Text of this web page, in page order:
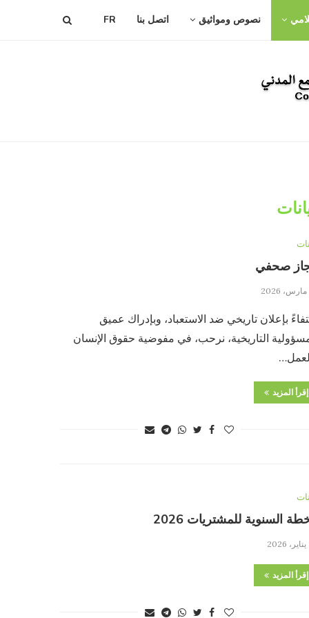
نصوص ومواثيق اتصل بنا FR
صحفي
بإعلان تاريخي ضد الاستعباد، وبإدراك عميق
التاريخية، نرحب، في مفوضية حقوق الإنسان
إقرأ المزيد
السنوية للمشتريات 2026
إقرأ المزيد